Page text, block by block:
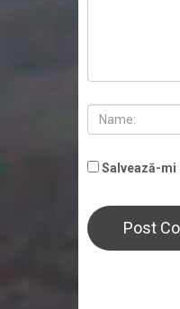
Salvează-mi